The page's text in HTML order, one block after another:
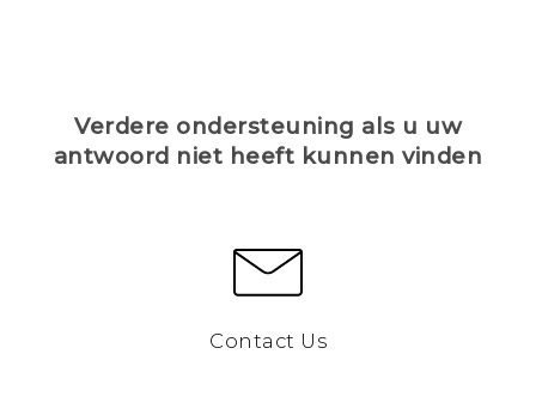
Verdere ondersteuning als u uw
antwoord niet heeft kunnen vinden
Contact Us